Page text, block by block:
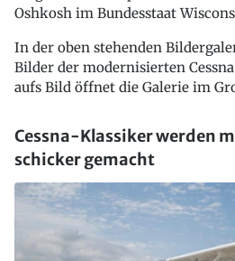
Oshkosh im Bundesstaat
In der oben stehenden
Bilder der modernisierten
aufs Bild öffnet die Galerie im
Cessna-Klassiker werden
schicker gemacht